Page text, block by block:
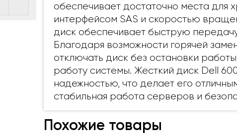
обеспечивает достаточно места
интерфейсом SAS и скоростью
диск обеспечивает быструю
Благодаря возможности горячей
отключать диск без остановки
работу системы. Жесткий диск Dell
надежностью, что делает его
стабильная работа серверов и
Похожие товары